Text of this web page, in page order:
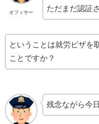
オフィサー
ただまだ認証
ということは就労ビザを
ことですか？
残念ながら今